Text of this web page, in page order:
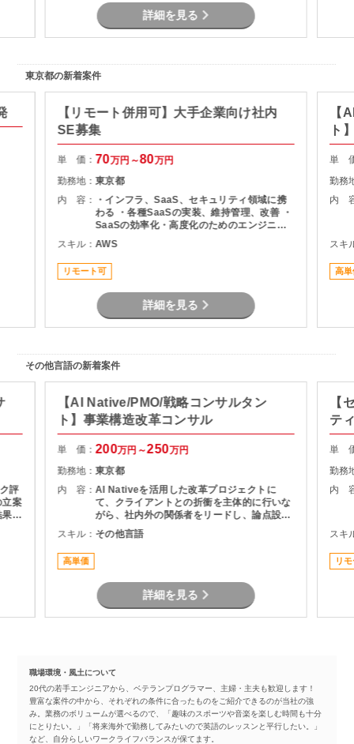
詳細を見る
東京都の新着案件
【リモート併用可】大手企業向け社内
SE募集
単 価： 70万円～80万円
勤務地：東京都
内 容：
・インフラ、SaaS、セキュリティ領域に携
わる ・各種SaaSの実装、維持管理、改善 ・
SaaSの効率化・高度化のためのエンジニア
リング ・SaaSのシステム課題・障害に対す
る対策の計画と実装 ・社内NWやオンプレサ
ーバの運用保守 ・拠点のネットワーク配備担
当
スキル：AWS
リモート可
詳細を見る
【
ト
単
勤務
内
スキ
高単
その他言語の新着案件
評
立案
や
【AI Native/PMO/戦略コンサルタン
ト】事業構造改革コンサル
単 価：200万円～250万円
勤務地：東京都
内 容：AI Nativeを活用した改革プロジェクトに
て、クライアントとの折衝を主体的に行いな
がら、社内外の関係者をリードし、論点設
計・課題構造化を通じてタスクや意思決定を
推進いただくPMO／戦略コンサルタントポジ
スキル： その他言語
高単価
詳細を見る
【
テ
単
勤務
内
スキ
リ
職場環境・風土について
20代の若手エンジニアから、ベテランプログラマー、主婦・主夫も歓迎します！
豊富な案件の中から、それぞれの条件に合ったものをご紹介できるのが当社の強
み。業務のボリュームが選べるので、「趣味のスポーツや音楽を楽しむ時間も十分
にとりたい。」「将来海外で勤務してみたいので英語のレッスンと平行したい。」
など、自分らしいワークライフバランスが保てます。